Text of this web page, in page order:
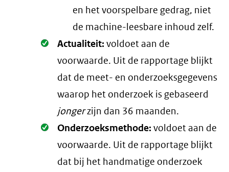
en het voorspelbare gedrag, niet
de machine-leesbare inhoud zelf.
Oké.
Actualiteit:voldoet aan de
voorwaarde. Uit de rapportage blijkt
dat de meet- en onderzoeksgegevens
waarop het onderzoek is gebaseerd
jongerzijn dan 36 maanden.
Oké.
Onderzoeksmethode:voldoet aan de
voorwaarde. Uit de rapportage blijkt
dat bij het handmatige onderzoek